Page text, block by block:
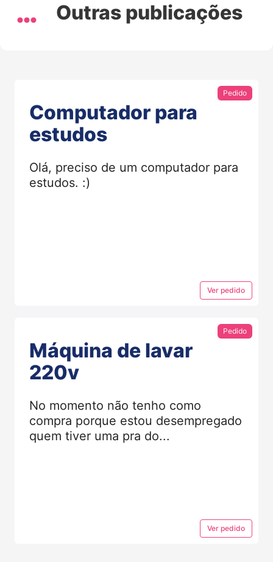
Outras publicações
Pedido
Computador para
estudos
Olá, preciso de um computador para
estudos. :)
Ver pedido
Pedido
Máquina de lavar
220v
No momento não tenho como
compra porque estou desempregado
quem tiver uma pra do...
Ver pedido